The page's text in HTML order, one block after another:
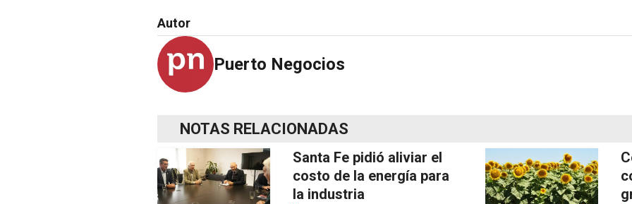
Autor
Puerto Negocios
NOTAS RELACIONADAS
Santa Fe pidió aliviar el
costo de la energía para
la industria